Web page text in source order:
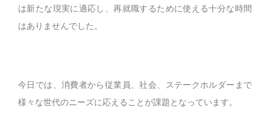
は新たな現実に適応し、再就職するために使える十分な時間
はありませんでした。
今日では、消費者から従業員、社会、ステークホルダーまで
様々な世代のニーズに応えることが課題となっています。